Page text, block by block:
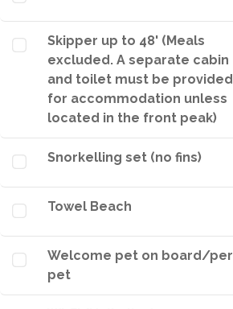
Skipper up to 48' (Meals
excluded. A separate cabin
and toilet must be provided
for accommodation unless
located in the front peak)
Snorkelling set (no fins)
Towel Beach
Welcome pet on board/per
pet